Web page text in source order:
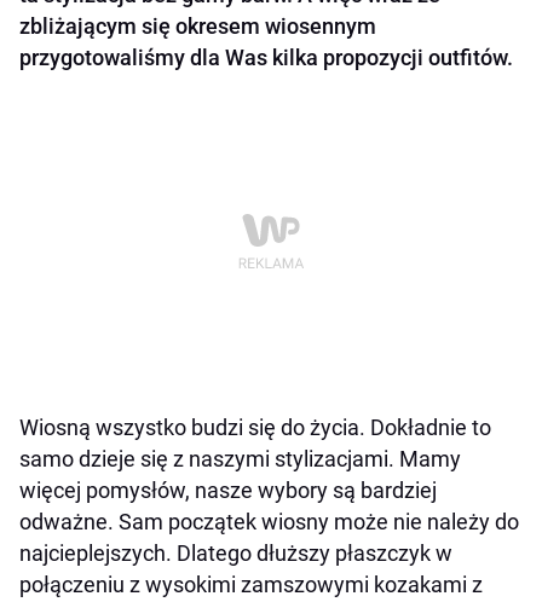
zbliżającym się okresem wiosennym
przygotowaliśmy dla Was kilka propozycji outfitów.
Wiosną wszystko budzi się do życia. Dokładnie to
samo dzieje się z naszymi stylizacjami. Mamy
więcej pomysłów, nasze wybory są bardziej
odważne. Sam początek wiosny może nie należy do
najcieplejszych. Dlatego dłuższy płaszczyk w
połączeniu z wysokimi zamszowymi kozakami z